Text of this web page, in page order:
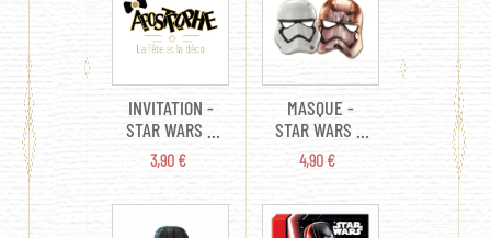
INVITATION -
STAR WARS X
6 (AVEC
ENVELOPPE)
PRIX
3,90 €
MASQUE -
STAR WARS X
6 (EN CARTON
MODÈLES
PRIX
4,90 €